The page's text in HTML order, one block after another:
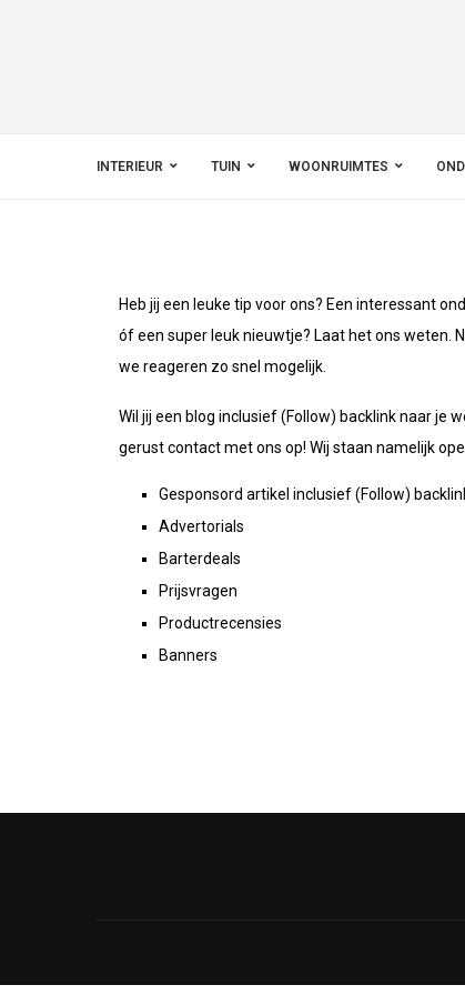
INTERIEUR TUIN WOONRUIMTES
Heb jij een leuke tip voor ons? Een interessant
óf een super leuk nieuwtje? Laat het ons weten.
we reageren zo snel mogelijk.
Wil jij een blog inclusief (Follow) backlink naar je
gerust contact met ons op! Wij staan namelijk
Gesponsord artikel inclusief (Follow)
Advertorials
Barterdeals
Prijsvragen
Productrecensies
Banners